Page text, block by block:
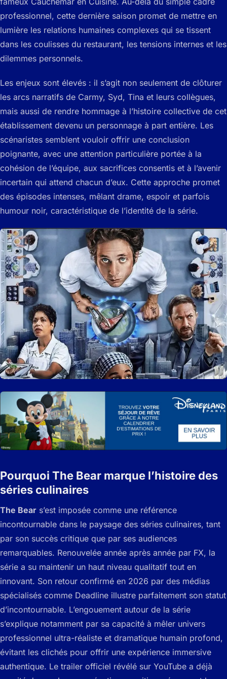
professionnel, cette dernière saison promet de mettre en
lumière les relations humaines complexes qui se tissent
dans les coulisses du restaurant, les tensions internes et les
dilemmes personnels.
Les enjeux sont élevés : il s’agit non seulement de clôturer
les arcs narratifs de Carmy, Syd, Tina et leurs collègues,
mais aussi de rendre hommage à l’histoire collective de cet
établissement devenu un personnage à part entière. Les
scénaristes semblent vouloir offrir une conclusion
poignante, avec une attention particulière portée à la
cohésion de l’équipe, aux sacrifices consentis et à l’avenir
incertain qui attend chacun d’eux. Cette approche promet
des épisodes intenses, mêlant drame, espoir et parfois
humour noir, caractéristique de l’identité de la série.
Pourquoi The Bear marque l’histoire des
séries culinaires
The Bear s’est imposée comme une référence
incontournable dans le paysage des séries culinaires, tant
par son succès critique que par ses audiences
remarquables. Renouvelée année après année par FX, la
série a su maintenir un haut niveau qualitatif tout en
innovant. Son retour confirmé en 2026 par des médias
spécialisés comme Deadline illustre parfaitement son statut
d’incontournable. L’engouement autour de la série
s’explique notamment par sa capacité à mêler univers
professionnel ultra-réaliste et dramatique humain profond,
évitant les clichés pour offrir une expérience immersive
authentique. Le trailer officiel révélé sur YouTube a déjà